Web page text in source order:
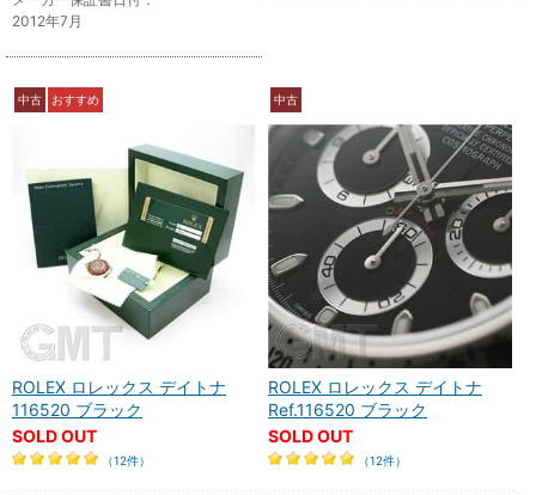
2012年7月
中古 おすすめ
ROLEX ロレックス デイトナ
116520 ブラック
SOLD OUT
（12件）
中古
ROLEX ロレックス デイトナ
Ref.116520 ブラック
SOLD OUT
（12件）